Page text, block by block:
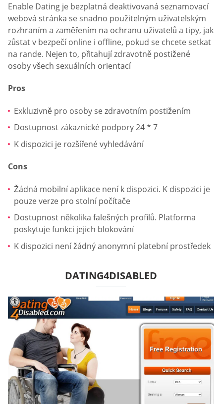
Enable Dating je bezplatná deaktivovaná seznamovací
webová stránka se snadno použitelným uživatelským
rozhraním a zaměřením na ochranu uživatelů a tipy, jak
zůstat v bezpečí online i offline, pokud se chcete setkat
na rande. Nejen to, přitahují zdravotně postižené
osoby všech sexuálních orientací
Pros
Exkluzivně pro osoby se zdravotním postižením
Dostupnost zákaznické podpory 24 * 7
K dispozici je rozšířené vyhledávání
Cons
Žádná mobilní aplikace není k dispozici. K dispozici je
pouze verze pro stolní počítače
Dostupnost několika falešných profilů. Platforma
poskytuje funkci jejich blokování
K dispozici není žádný anonymní platební prostředek
DATING4DISABLED